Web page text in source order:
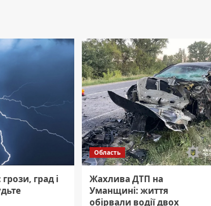
град і
Область
Жахлива ДТП на
Уманщині: життя
обірвали водії двох